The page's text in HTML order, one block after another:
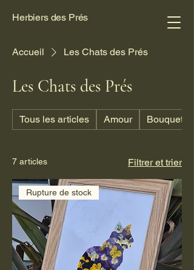
Herbiers des Prés
Accueil Les Chats des Prés
Les Chats des Prés
Tous les articles Amour Bouquets
7 articles Filtrer et trier
Rupture de stock